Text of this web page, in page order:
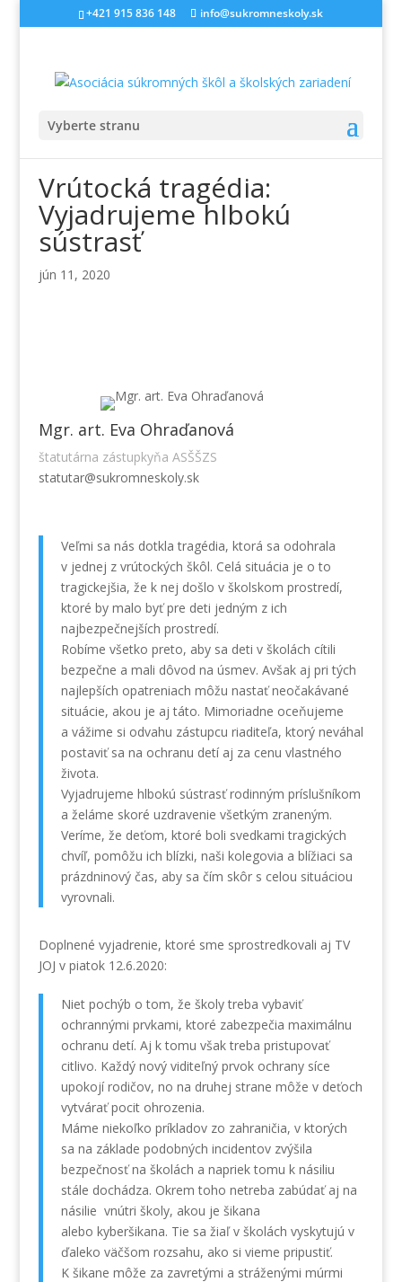
+421 915 836 148 info@sukromneskoly.sk
Vyberte stranu
Vrútocká tragédia:
Vyjadrujeme hlbokú
sústrasť
jún 11, 2020
Mgr. art. Eva Ohraďanová
štatutárna zástupkyňa ASŠŠZS
statutar@sukromneskoly.sk
Veľmi sa nás dotkla tragédia, ktorá sa odohrala
v jednej z vrútockých škôl. Celá situácia je o to
tragickejšia, že k nej došlo v školskom prostredí,
ktoré by malo byť pre deti jedným z ich
najbezpečnejších prostredí.
Robíme všetko preto, aby sa deti v školách cítili
bezpečne a mali dôvod na úsmev. Avšak aj pri tých
najlepších opatreniach môžu nastať neočakávané
situácie, akou je aj táto. Mimoriadne oceňujeme
a vážime si odvahu zástupcu riaditeľa, ktorý neváhal
postaviť sa na ochranu detí aj za cenu vlastného
života.
Vyjadrujeme hlbokú sústrasť rodinným príslušníkom
a želáme skoré uzdravenie všetkým zraneným.
Veríme, že deťom, ktoré boli svedkami tragických
chvíľ, pomôžu ich blízki, naši kolegovia a blížiaci sa
prázdninový čas, aby sa čím skôr s celou situáciou
vyrovnali.
Doplnené vyjadrenie, ktoré sme sprostredkovali aj TV
JOJ v piatok 12.6.2020:
Niet pochýb o tom, že školy treba vybaviť
ochrannými prvkami, ktoré zabezpečia maximálnu
ochranu detí. Aj k tomu však treba pristupovať
citlivo. Každý nový viditeľný prvok ochrany síce
upokojí rodičov, no na druhej strane môže v deťoch
vytvárať pocit ohrozenia.
Máme niekoľko príkladov zo zahraničia, v ktorých
sa na základe podobných incidentov zvýšila
bezpečnosť na školách a napriek tomu k násiliu
stále dochádza. Okrem toho netreba zabúdať aj na
násilie vnútri školy, akou je šikana
alebo kyberšikana. Tie sa žiaľ v školách vyskytujú v
ďaleko väčšom rozsahu, ako si vieme pripustiť.
K šikane môže za zavretými a stráženými múrmi